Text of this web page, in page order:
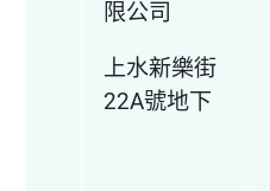
限公司
上水新樂街
22A號地下